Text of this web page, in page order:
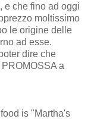
e che fino ad oggi
moltissimo
le origine delle
ad esse.
dire che
a
is "Martha's